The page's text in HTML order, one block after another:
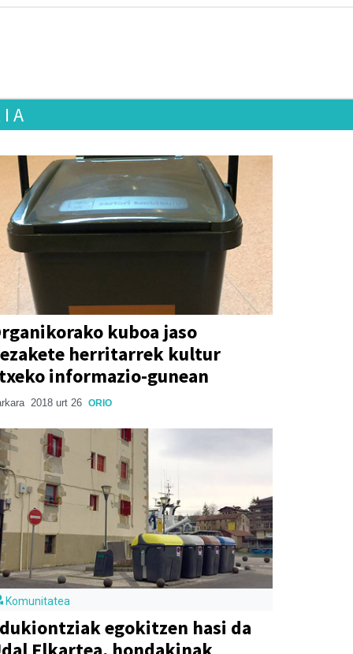
kuboa jaso
herritarrek kultur
informazio-gunean
2018 urt 26 ORIO
Komunitatea
egokitzen hasi da